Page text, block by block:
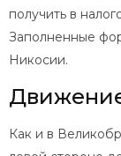
получить в
Заполненные
Никосии.
Как и в